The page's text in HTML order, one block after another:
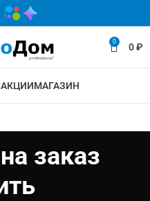
0 0₽
АКЦИИМАГАЗИН
заказ